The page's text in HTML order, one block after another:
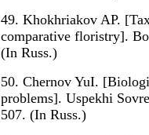
49. Khokhriakov AP.
comparative floristry].
(In Russ.)
50. Chernov YuI.
problems]. Uspekhi
507. (In Russ.)